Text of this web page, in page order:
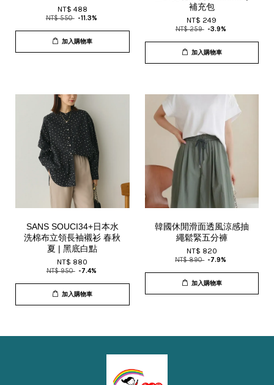
NT$ 488
NT$ 550 -11.3%
加入購物車
補充包
NT$ 249
NT$ 259 -3.9%
加入購物車
SANS SOUCI34+日本水
洗棉布立領長袖襯衫 春秋
夏 | 黑底白點
NT$ 880
NT$ 950 -7.4%
加入購物車
韓國休閒滑面透風涼感抽
繩鬆緊五分褲
NT$ 820
NT$ 890 -7.9%
加入購物車